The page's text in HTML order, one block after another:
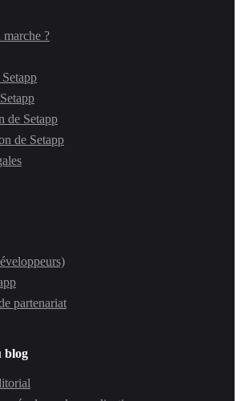
marche ?
de Setapp
de Setapp
partenariat
blog